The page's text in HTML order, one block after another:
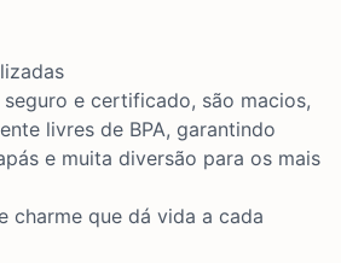
e certificado, são macios,
livres de BPA, garantindo
e muita diversão para os mais
charme que dá vida a cada